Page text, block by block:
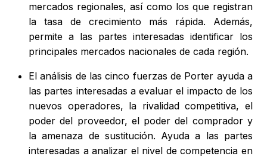
mercados regionales, así como los que registran
la tasa de crecimiento más rápida. Además,
permite a las partes interesadas identificar los
principales mercados nacionales de cada región.
El análisis de las cinco fuerzas de Porter ayuda a
las partes interesadas a evaluar el impacto de los
nuevos operadores, la rivalidad competitiva, el
poder del proveedor, el poder del comprador y
la amenaza de sustitución. Ayuda a las partes
interesadas a analizar el nivel de competencia en